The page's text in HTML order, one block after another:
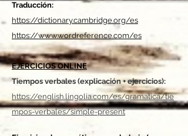
Traducción:
https://dictionary.cambridge.org/es
https://www.wordreference.com/es
EJERCICIOS ONLINE
Tiempos verbales (explicación + ejercicios):
https://english.lingolia.com/es/gramatica/tie
mpos-verbales/simple-present